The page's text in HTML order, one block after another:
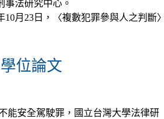
事法研究中心。
10月23日，〈複數犯罪參與人之判
學位論文
能安全駕駛罪，國立台灣大學法律研